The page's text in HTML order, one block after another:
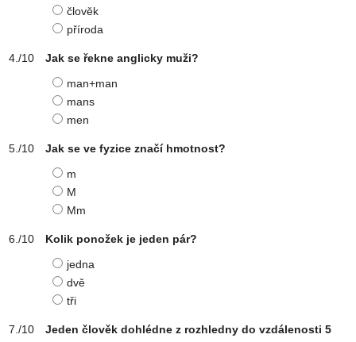
člověk
příroda
Jak se řekne anglicky muži?
man+man
mans
men
Jak se ve fyzice značí hmotnost?
m
M
Mm
Kolik ponožek je jeden pár?
jedna
dvě
tři
Jeden člověk dohlédne z rozhledny do vzdálenosti 5